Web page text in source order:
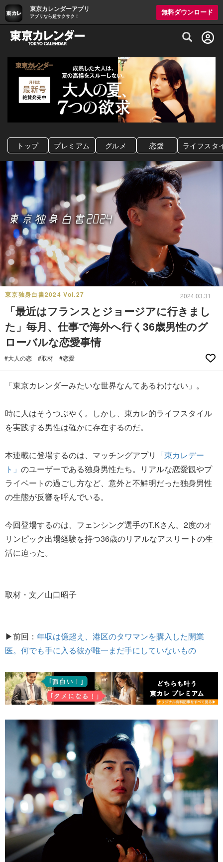
東京カレンダーアプリ
アプリなら超サクサク！
無料ダウンロード
グルメ情報・プレミアムレストラン予約
トップ プレミアム グルメ 恋愛 ライフスタ
東京独身白書2024 Vol.27 2024.03.31
「最近はフランスとジョージアに行きまし
た」毎月、仕事で海外へ行く36歳男性のグ
ローバルな恋愛事情
#大人の恋 #取材 #恋愛
「東京カレンダーみたいな世界なんてあるわけない」。
時に人はそうつぶやく。しかし、東カレ的ライフスタイル
を実践する男性は確かに存在するのだ。
本連載に登場するのは、マッチングアプリ 「東カレデー
ト」 のユーザーである独身男性たち。リアルな恋愛観やプ
ライベートの過ごし方など、意外と不鮮明だった独身男性
の生態が反響を呼んでいる。
今回登場するのは、フェンシング選手のT.Kさん。2度のオ
リンピック出場経験を持つ36歳のリアルなアスリートの生
活に迫った。
取材・文／山口昭子
▶前回： 年収は億超え、港区のタワマンを購入した開業
医。何でも手に入る彼が唯一まだ手にしていないもの